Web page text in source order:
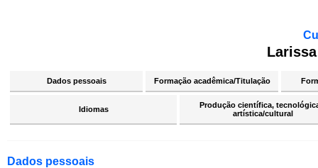
Dados pessoais Formação acadêmica/Titulação
Idiomas
Produção científica,
artística/cultural
Dados pessoais